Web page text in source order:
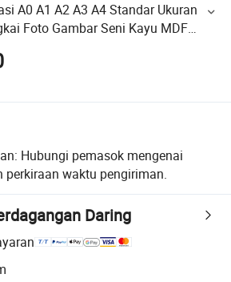
A0 A1 A2 A3 A4 Standar Ukuran
Foto Gambar Seni Kayu MDF
028)
Hubungi pemasok mengenai
perkiraan waktu pengiriman.
Daring